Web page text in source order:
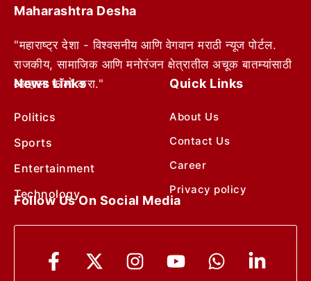
Maharashtra Desha
"महाराष्ट्र देशा - विश्वसनीय आणि वेगवान मराठी न्यूज पोर्टल.
राजकीय, सामाजिक आणि मनोरंजन क्षेत्रातील अचूक बातम्यांसाठी
आम्हाला फॉलो करा."
News Links
Politics
Sports
Entertainment
Technology
Quick Links
About Us
Contact Us
Career
Privacy policy
Follow Us On Social Media